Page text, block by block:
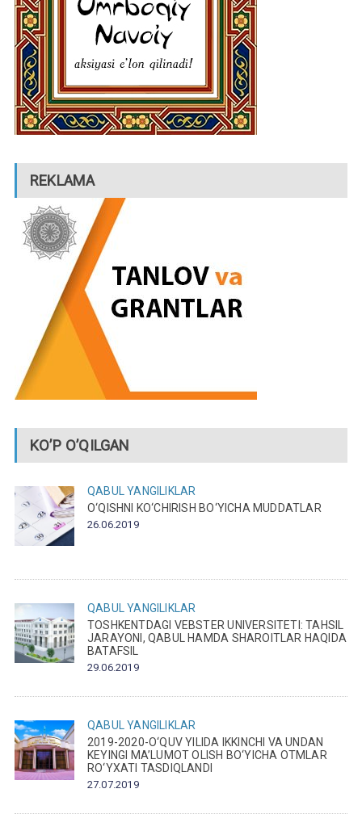
REKLAMA
KO’P O’QILGAN
QABUL
YANGILIKLAR
O‘QISHNI KO‘CHIRISH BO‘YICHA MUDDATLAR
26.06.2019
QABUL
YANGILIKLAR
TOSHKENTDAGI VEBSTER UNIVERSITETI: TAHSIL
JARAYONI, QABUL HAMDA SHAROITLAR HAQIDA
BATAFSIL
29.06.2019
QABUL
YANGILIKLAR
2019-2020-O‘QUV YILIDA IKKINCHI VA UNDAN
KEYINGI MA’LUMOT OLISH BO‘YICHA OTMLAR
RO‘YXATI TASDIQLANDI
27.07.2019